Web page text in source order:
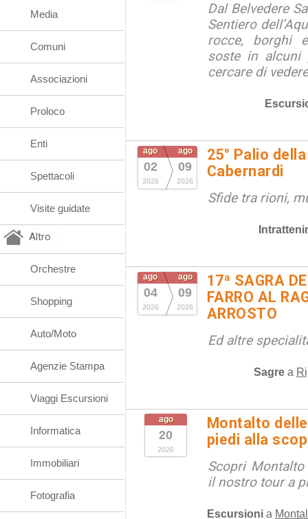
Dal Belvedere
Sentiero
rocce, borghi
soste in alcuni
cercare di
ago
02
2026
ago
09
2026
25° Palio
Cabernardi
Sfide tra rioni,
ago
04
2026
ago
09
2026
17ª SAGRA
FARRO AL
ARROSTO
Ed altre
Sagre a
ago
20
2026
Montalto
piedi alla
Scopri
il nostro tour a
Escursioni a
Media
Comuni
Associazioni
Proloco
Enti
Spettacoli
Visite guidate
Altro
Orchestre
Shopping
Auto/Moto
Agenzie Stampa
Viaggi Escursioni
Informatica
Immobiliari
Fotografia